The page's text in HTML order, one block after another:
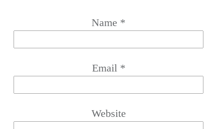
Name *
Email *
Website